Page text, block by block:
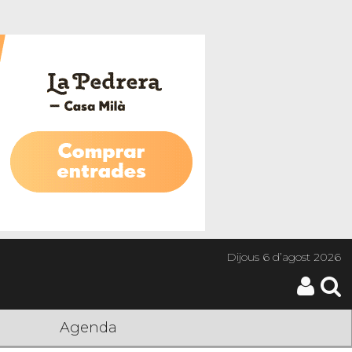
Dijous6 d’agost 2026
Agenda